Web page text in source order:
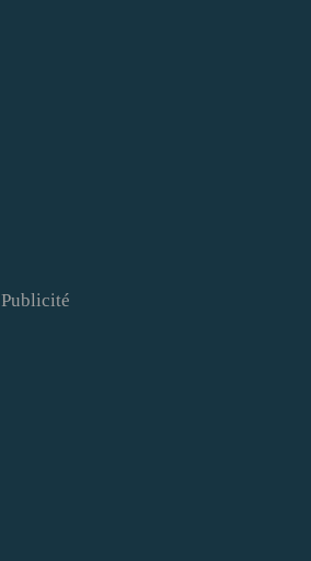
Publicité